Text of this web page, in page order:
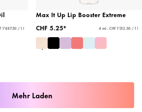
1'487.50 / 1 l
Max It Up Lip Booster Extreme
CHF 5.25*
4 ml - CHF 1'312.50 / 1 l
Mehr Laden